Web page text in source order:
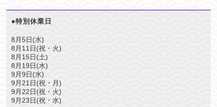
●特別休業日
8月5日(水)
8月11日(祝・火)
8月15日(土)
8月19日(水)
9月9日(水)
9月21日(祝・月)
9月22日(祝・火)
9月23日(祝・水)